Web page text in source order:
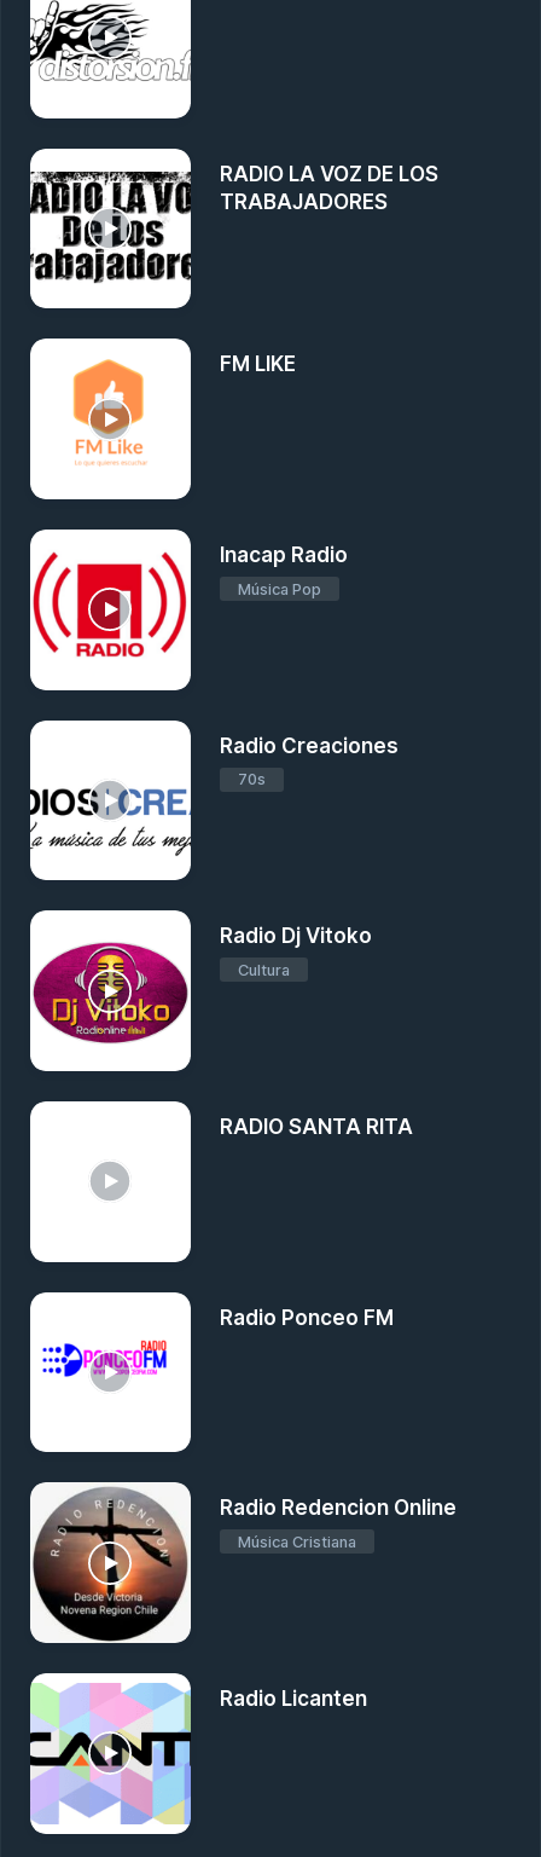
RADIO LA VOZ DE LOS
TRABAJADORES
FM LIKE
Inacap Radio
Música Pop
Radio Creaciones
70s
Radio Dj Vitoko
Cultura
RADIO SANTA RITA
Radio Ponceo FM
Radio Redencion Online
Música Cristiana
Radio Licanten